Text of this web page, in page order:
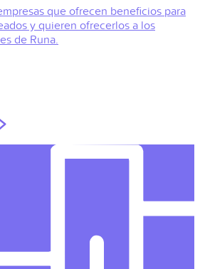
que ofrecen beneficios para
y quieren ofrecerlos a los
de Runa.